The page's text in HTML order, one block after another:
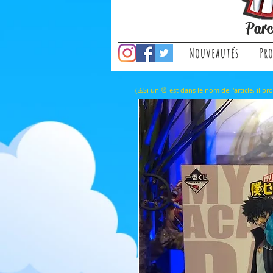
Nouveautés
(⚠️Si un ⏰ est dans le nom de